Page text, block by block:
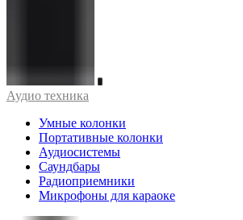
Аудио техника
Умные колонки
Портативные колонки
Аудиосистемы
Саундбары
Радиоприемники
Микрофоны для караоке